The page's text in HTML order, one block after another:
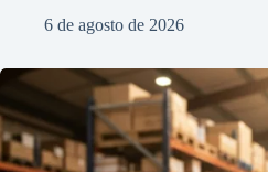
6 de agosto de 2026